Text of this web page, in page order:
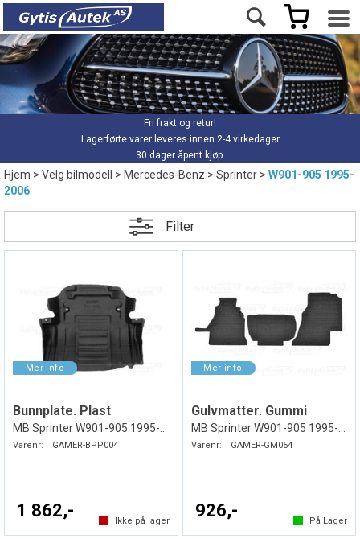
Fri frakt og retur!
Lagerførte varer leveres innen 2-4 virkedager
30 dager åpent kjøp
Hjem>Velg bilmodell >Mercedes-Benz>Sprinter>W901-905 1995-
2006
Filter
Bunnplate. Plast
Varenr: GAMER-BPP004
1 862,-
Ikke på lager
Gulvmatter. Gummi
Varenr: GAMER-GM054
926,-
På Lager